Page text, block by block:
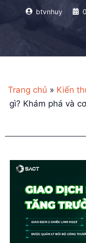
btvnhuy
Trang chủ » Kiến
gì? Khám phá và